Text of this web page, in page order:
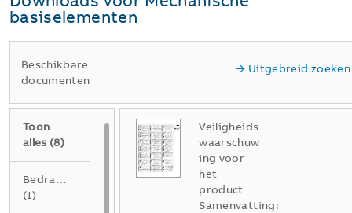
basiselementen
Beschikbare
documenten
Uitgebreid zoeken
Toon
alles (8)
Bedradingsschema
(1)
Veiligheids
waarschuw
ing voor
het
product
Samenvatting: